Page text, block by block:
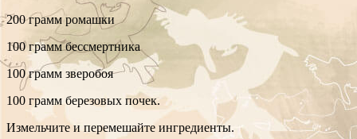
200 грамм ромашки
100 грамм бессмертника
100 грамм зверобоя
100 грамм березовых почек.
Измельчите и перемешайте ингредиенты.